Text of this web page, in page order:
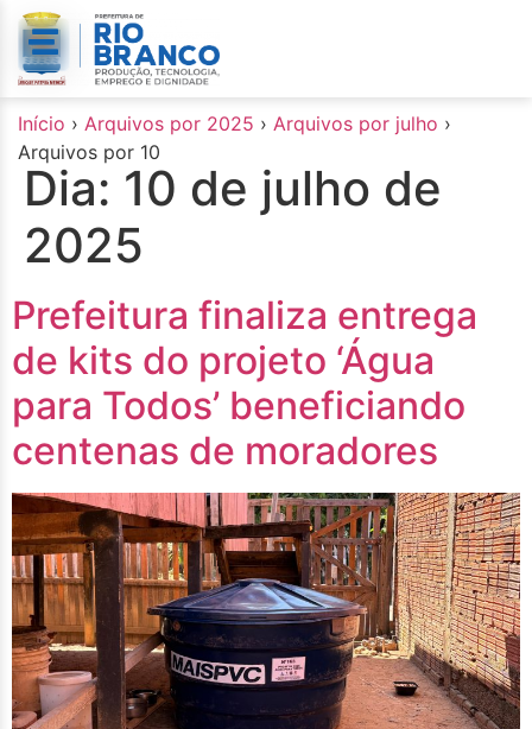
conteúdo
Início › Arquivos por 2025 › Arquivos por julho ›
Arquivos por 10
Dia: 10 de julho de
2025
Prefeitura finaliza entrega
de kits do projeto ‘Água
para Todos’ beneficiando
centenas de moradores